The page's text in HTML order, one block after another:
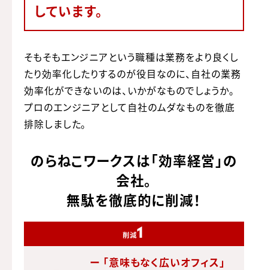
しています。
そもそもエンジニアという職種は業務をより良くし
たり効率化したりするのが役目なのに、 自社の業務
効率化ができないのは、いかがなものでしょうか。
プロのエンジニアとして自社のムダなものを徹底
排除しました。
のらねこワークスは「効率経営」の
会社。
無駄を徹底的に削減！
削減1
ー 「意味もなく広いオフィス」